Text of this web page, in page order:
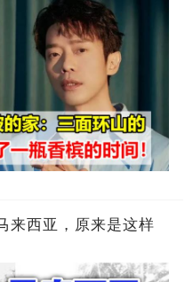
来西亚，原来是这样